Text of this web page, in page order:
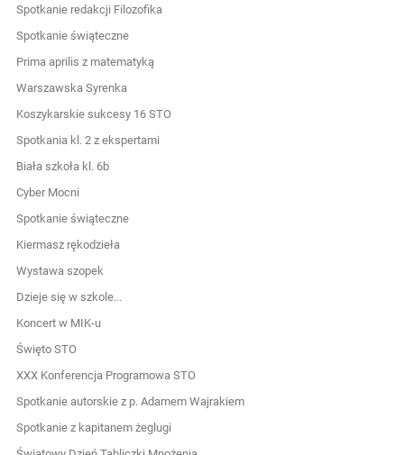
Spotkanie redakcji Filozofika
Spotkanie świąteczne
Prima aprilis z matematyką
Warszawska Syrenka
Koszykarskie sukcesy 16 STO
Spotkania kl. 2 z ekspertami
Biała szkoła kl. 6b
Cyber Mocni
Spotkanie świąteczne
Kiermasz rękodzieła
Wystawa szopek
Dzieje się w szkole...
Koncert w MIK-u
Święto STO
XXX Konferencja Programowa STO
Spotkanie autorskie z p. Adamem Wajrakiem
Spotkanie z kapitanem żeglugi